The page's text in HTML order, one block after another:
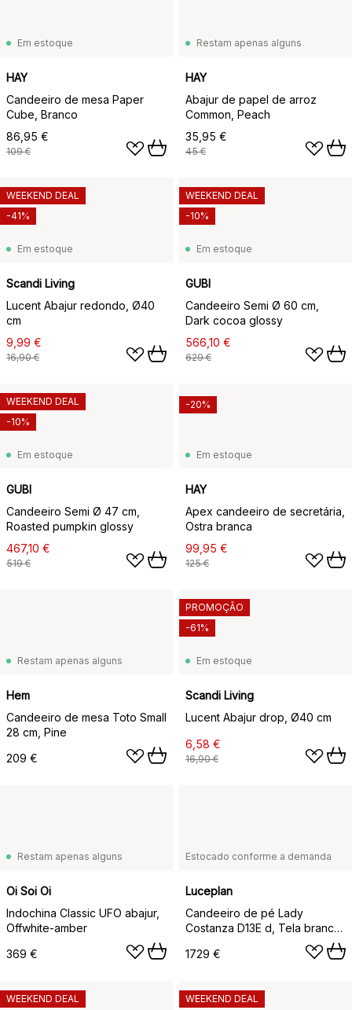
Em estoque
HAY
Candeeiro de mesa Paper
Cube, Branco
86,95 €
109 €
Restam apenas alguns
HAY
Abajur de papel de arroz
Common, Peach
35,95 €
45 €
Em estoque
Scandi Living
Lucent Abajur redondo, Ø40
cm
9,99 €
16,90 €
WEEKEND DEAL
-41%
Em estoque
GUBI
Candeeiro Semi Ø 60 cm,
Dark cocoa glossy
566,10 €
629 €
WEEKEND DEAL
-10%
Em estoque
GUBI
Candeeiro Semi Ø 47 cm,
Roasted pumpkin glossy
467,10 €
519 €
WEEKEND DEAL
-10%
Em estoque
HAY
Apex candeeiro de secretária,
Ostra branca
99,95 €
125 €
-20%
Restam apenas alguns
Hem
Candeeiro de mesa Toto Small
28 cm, Pine
209 €
Em estoque
Scandi Living
Lucent Abajur drop, Ø40 cm
6,58 €
16,90 €
PROMOÇÃO
-61%
Restam apenas alguns
Oi Soi Oi
Indochina Classic UFO abajur,
Offwhite-amber
369 €
Estocado conforme a demanda
Luceplan
Candeeiro de pé Lady
Costanza D13E d, Tela branca,
1729 €
WEEKEND DEAL
WEEKEND DEAL